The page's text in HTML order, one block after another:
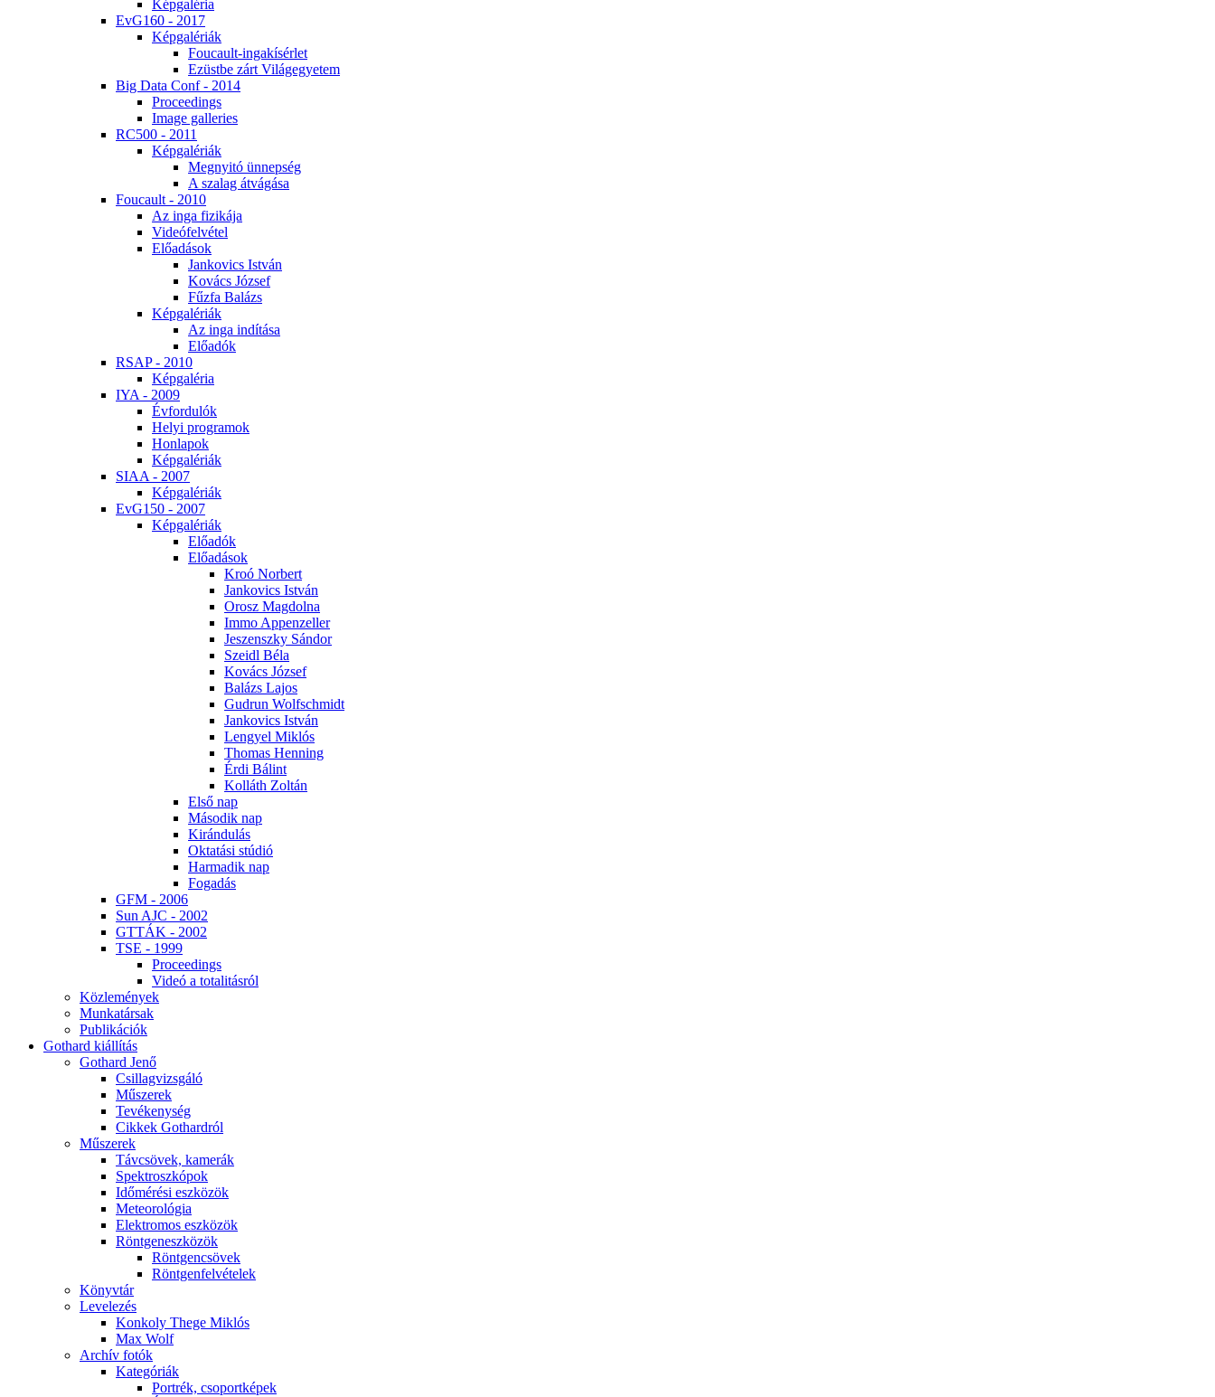
Kép­ga­lé­ria
EvG160 - 2017
Kép­ga­lé­ri­ák
Fo­u­ca­ult-in­ga­kí­sér­let
Ezüst­be zárt Vi­lág­egye­tem
Big Da­ta Conf - 2014
Pro­ce­e­dings
Image gal­le­ri­es
RC500 - 2011
Kép­ga­lé­ri­ák
Meg­nyi­tó ün­nep­ség
A sza­lag át­vá­gá­sa
Fo­u­ca­ult - 2010
Az in­ga fi­zi­ká­ja
Vi­de­ó­fel­vé­tel
Elő­adá­sok
Jan­ko­vics Ist­ván
Ko­vács Jó­zsef
Fűz­fa Ba­lázs
Kép­ga­lé­ri­ák
Az in­ga in­dí­tá­sa
Elő­adók
RSAP - 2010
Kép­ga­lé­ria
IYA - 2009
Év­for­du­lók
He­lyi prog­ra­mok
Hon­la­pok
Kép­ga­lé­ri­ák
SI­AA - 2007
Kép­ga­lé­ri­ák
EvG150 - 2007
Kép­ga­lé­ri­ák
Elő­adók
Elő­adá­sok
Kroó Nor­bert
Jan­ko­vics Ist­ván
Orosz Mag­dol­na
Im­mo Ap­pen­zel­ler
Je­szensz­ky Sán­dor
Szeidl Bé­la
Ko­vács Jó­zsef
Ba­lázs La­jos
Gud­run Wolfsch­midt
Jan­ko­vics Ist­ván
Len­gyel Mik­lós
Tho­mas Hen­ning
Ér­di Bá­lint
Kol­láth Zol­tán
El­ső nap
Má­so­dik nap
Ki­rán­du­lás
Ok­ta­tá­si stú­dió
Har­ma­dik nap
Fo­ga­dás
GFM - 2006
Sun AJC - 2002
GT­TÁK - 2002
TSE - 1999
Pro­ce­e­dings
Vi­deó a to­ta­li­tás­ról
Köz­le­mé­nyek
Mun­ka­tár­sak
Pub­li­ká­ci­ók
Got­hard ki­ál­lí­tás
Got­hard Je­nő
Csil­lag­vizs­gá­ló
Mű­sze­rek
Te­vé­keny­ség
Cik­kek Got­hard­ról
Mű­sze­rek
Táv­csö­vek, ka­me­rák
Spekt­rosz­kó­pok
Idő­mé­ré­si esz­kö­zök
Me­te­o­ro­ló­gia
Elekt­ro­mos esz­kö­zök
Rönt­gen­esz­kö­zök
Rönt­gen­csö­vek
Rönt­gen­fel­vé­te­lek
Könyv­tár
Le­ve­le­zés
Kon­koly The­ge Mik­lós
Max Wolf
Ar­chív fo­tók
Ka­te­gó­ri­ák
Port­rék, cso­port­ké­pek